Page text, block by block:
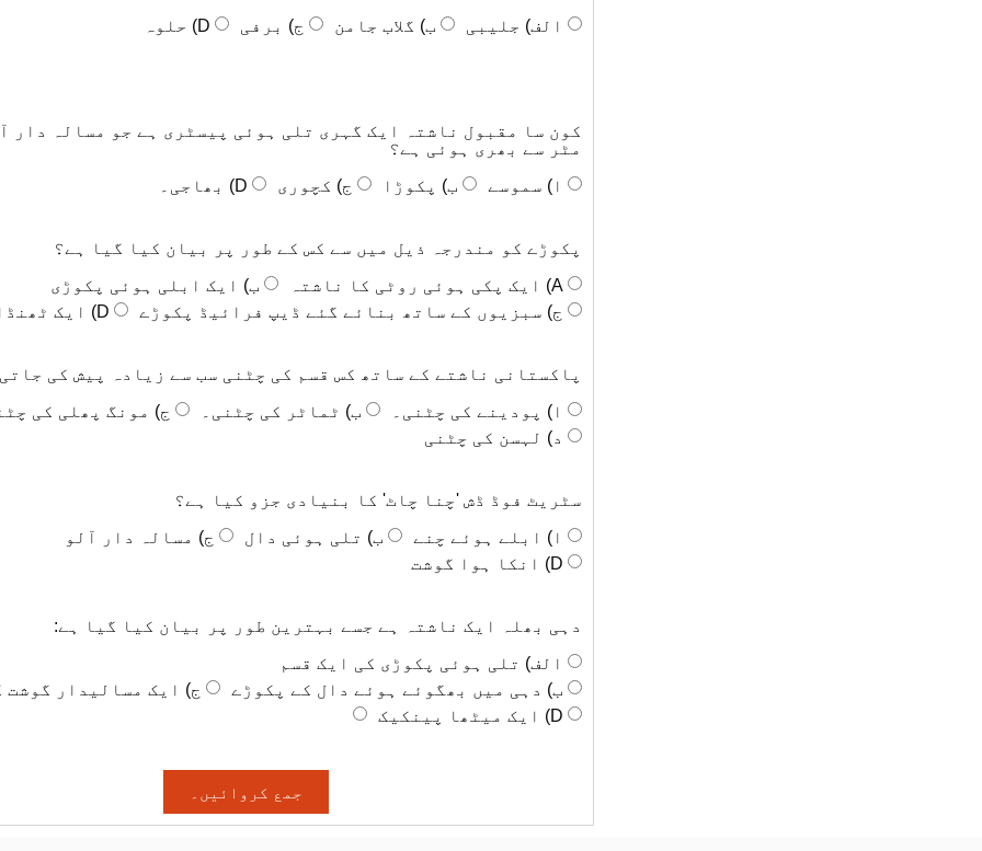
الف) جلیبی
ب) گلاب جامن ج) برفی D) حلوہ
کون سا مقبول ناشتہ ایک گہری تلی ہوئی پیسٹری ہے جو مسالہ دار
مٹر سے بھری ہوئی ہے؟
ا) سموسے
ب) پکوڑا ج) کچوری D) بھاجی۔
پکوڑے کو مندرجہ ذیل میں سے کس کے طور پر بیان کیا گیا ہے؟
A) ایک پکی ہوئی روٹی کا ناشتہ
ب) ایک ابلی ہوئی پکوڑی
ج) سبزیوں کے ساتھ بنائے گئے ڈیپ فرائیڈ پکوڑے
D) ایک ٹھنڈا دہی ڈش
پاکستانی ناشتے کے ساتھ کس قسم کی چٹنی سب سے زیادہ پیش کی
ا) پودینے کی چٹنی۔
ب) ٹماٹر کی چٹنی۔
ج) مونگ پھلی کی
د) لہسن کی چٹنی
سٹریٹ فوڈ ڈش 'چنا چاٹ' کا بنیادی جزو کیا ہے؟
ا) ابلے ہوئے چنے
ب) تلی ہوئی دال
ج) مسالہ دار آلو
D) انکا ہوا گوشت
دہی بھلہ ایک ناشتہ ہے جسے بہترین طور پر بیان کیا گیا ہے:
الف) تلی ہوئی پکوڑی کی ایک قسم
ب) دہی میں بھگوئے ہوئے دال کے پکوڑے
ج) ایک مسالیدار گوشت
D) ایک میٹھا پینکیک
جمع کروائیں۔